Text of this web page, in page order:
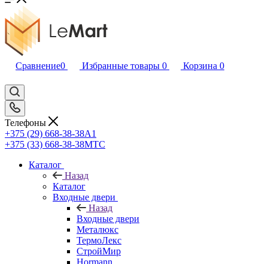
Сравнение0 Избранные товары 0 Корзина 0
Телефоны
+375 (29) 668-38-38A1
+375 (33) 668-38-38МТС
Каталог
Назад
Каталог
Входные двери
Назад
Входные двери
Металюкс
ТермоЛекс
СтройМир
Hormann